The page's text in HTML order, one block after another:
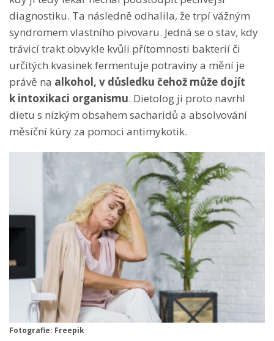
diagnostiku. Ta následně odhalila, že trpí vážným
syndromem vlastního pivovaru. Jedná se o stav, kdy
trávicí trakt obvykle kvůli přítomnosti bakterií či
určitých kvasinek fermentuje potraviny a mění je
právě na alkohol, v důsledku čehož může dojít
k intoxikaci organismu. Dietolog ji proto navrhl
dietu s nízkým obsahem sacharidů a absolvování
měsíční kúry za pomoci antimykotik.
Fotografie: Freepik